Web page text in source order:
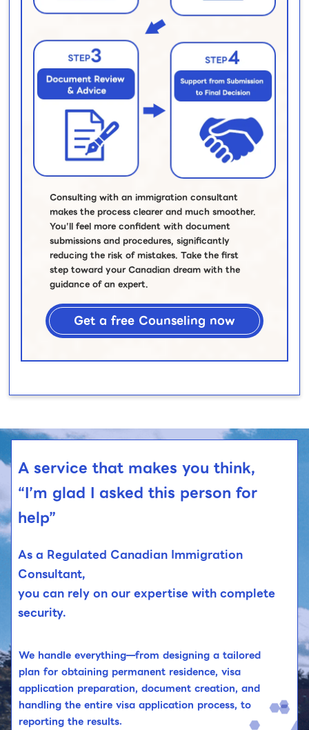
Consulting with an immigration consultant
makes the process clearer and much smoother.
You’ll feel more confident with document
submissions and procedures, significantly
reducing the risk of mistakes. Take the first
step toward your Canadian dream with the
guidance of an expert.
Get a free Counseling now
A service that makes you think,
“I’m glad I asked this person for
help”
As a Regulated Canadian Immigration
Consultant,
you can rely on our expertise with complete
security.
We handle everything—from designing a tailored
plan for obtaining permanent residence, visa
application preparation, document creation, and
handling the entire visa application process, to
reporting the results.